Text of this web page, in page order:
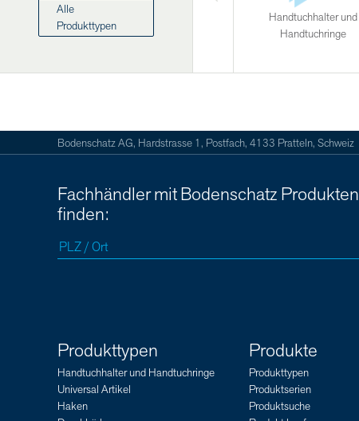
Alle
Produkttypen
Handtuchhalter und
Handtuchringe
Bodenschatz AG, Hardstrasse 1, Postfach, 4133 Pratteln, Schweiz
Fachhändler mit Bodenschatz Produkten
finden:
Produkttypen
Handtuchhalter und Handtuchringe
Universal Artikel
Haken
Produkte
Produkttypen
Produktserien
Produktsuche